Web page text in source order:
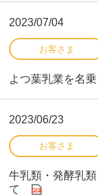
2023/07/04
よつ葉乳業を名
2023/06/23
牛乳類・発酵乳
て